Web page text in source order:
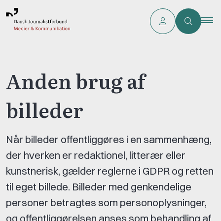
Anden brug af
billeder
Når billeder offentliggøres i en sammenhæng,
der hverken er redaktionel, litterær eller
kunstnerisk, gælder reglerne i GDPR og retten
til eget billede. Billeder med genkendelige
personer betragtes som personoplysninger,
og offentliggørelsen anses som behandling af